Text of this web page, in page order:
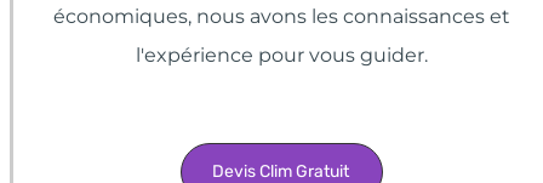
économiques, nous avons les connaissances et
l'expérience pour vous guider.
Devis Clim Gratuit